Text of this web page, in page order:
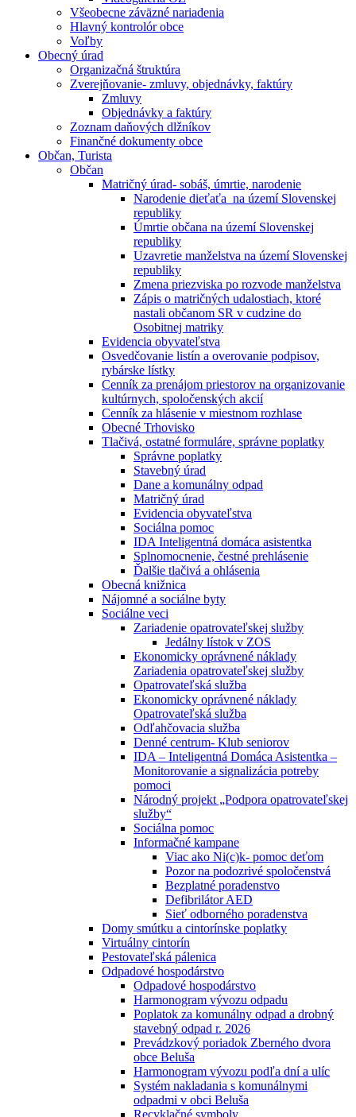
Všeobecne záväzné nariadenia
Hlavný kontrolór obce
Voľby
Obecný úrad
Organizačná štruktúra
Zverejňovanie- zmluvy, objednávky, faktúry
Zmluvy
Objednávky a faktúry
Zoznam daňových dlžníkov
Finančné dokumenty obce
Občan, Turista
Občan
Matričný úrad- sobáš, úmrtie, narodenie
Narodenie dieťaťa na území Slovenskej
republiky
Úmrtie občana na území Slovenskej
republiky
Uzavretie manželstva na území Slovenskej
republiky
Zmena priezviska po rozvode manželstva
Zápis o matričných udalostiach, ktoré
nastali občanom SR v cudzine do
Osobitnej matriky
Evidencia obyvateľstva
Osvedčovanie listín a overovanie podpisov,
rybárske lístky
Cenník za prenájom priestorov na organizovanie
kultúrnych, spoločenských akcií
Cenník za hlásenie v miestnom rozhlase
Obecné Trhovisko
Tlačivá, ostatné formuláre, správne poplatky
Správne poplatky
Stavebný úrad
Dane a komunálny odpad
Matričný úrad
Evidencia obyvateľstva
Sociálna pomoc
IDA Inteligentná domáca asistentka
Splnomocnenie, čestné prehlásenie
Ďalšie tlačivá a ohlásenia
Obecná knižnica
Nájomné a sociálne byty
Sociálne veci
Zariadenie opatrovateľskej služby
Jedálny lístok v ZOS
Ekonomicky oprávnené náklady
Zariadenia opatrovateľskej služby
Opatrovateľská služba
Ekonomicky oprávnené náklady
Opatrovateľská služba
Odľahčovacia služba
Denné centrum- Klub seniorov
IDA – Inteligentná Domáca Asistentka –
Monitorovanie a signalizácia potreby
pomoci
Národný projekt „Podpora opatrovateľskej
služby“
Sociálna pomoc
Informačné kampane
Viac ako Ni(c)k- pomoc deťom
Pozor na podozrivé spoločenstvá
Bezplatné poradenstvo
Defibrilátor AED
Sieť odborného poradenstva
Domy smútku a cintorínske poplatky
Virtuálny cintorín
Pestovateľská pálenica
Odpadové hospodárstvo
Odpadové hospodárstvo
Harmonogram vývozu odpadu
Poplatok za komunálny odpad a drobný
stavebný odpad r. 2026
Prevádzkový poriadok Zberného dvora
obce Beluša
Harmonogram vývozu podľa dní a ulíc
Systém nakladania s komunálnymi
odpadmi v obci Beluša
Recyklačné symboly